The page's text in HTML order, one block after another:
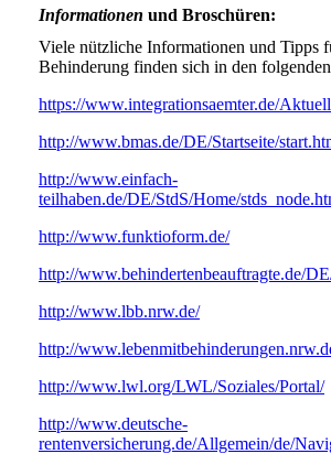
Informationen und Broschüren:
Viele nützliche Informationen und Tipps
Behinderung finden sich in den
https://www.integrationsaemter.de/
http://www.bmas.de/DE/Startseite/
http://www.einfach-
teilhaben.de/DE/StdS/Home/
http://www.funktioform.de/
http://www.behindertenbeauftragte.de/
http://www.lbb.nrw.de/
http://
http://www.lwl.org/LWL/Soziales/Portal/
http://www.deutsche-
rentenversicherung.de/Allgemein/de/